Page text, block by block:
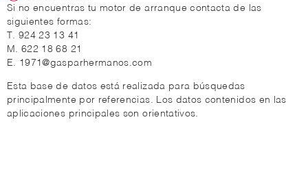
Si no encuentras tu motor de arranque contacta de las
siguientes formas:
T. 924 23 13 41
M. 622 18 68 21
E. 1971@gasparhermanos.com
Esta base de datos está realizada para búsquedas
principalmente por referencias. Los datos contenidos en las
aplicaciones principales son orientativos.